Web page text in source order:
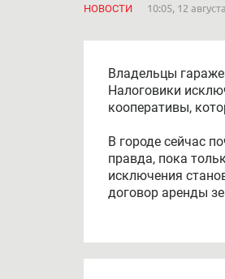
НОВОСТИ 10:05, 12
Владельцы
Налоговики
кооперативы,
В городе сейчас
правда, пока
исключения
договор аренды